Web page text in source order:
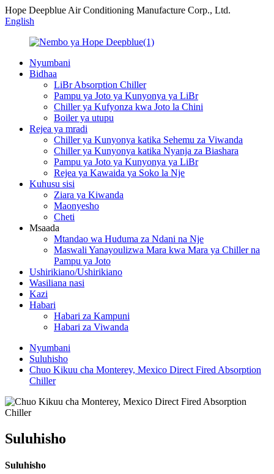
Hope Deepblue Air Conditioning Manufacture Corp., Ltd.
English
Nyumbani
Bidhaa
LiBr Absorption Chiller
Pampu ya Joto ya Kunyonya ya LiBr
Chiller ya Kufyonza kwa Joto la Chini
Boiler ya utupu
Rejea ya mradi
Chiller ya Kunyonya katika Sehemu za Viwanda
Chiller ya Kunyonya katika Nyanja za Biashara
Pampu ya Joto ya Kunyonya ya LiBr
Rejea ya Kawaida ya Soko la Nje
Kuhusu sisi
Ziara ya Kiwanda
Maonyesho
Cheti
Msaada
Mtandao wa Huduma za Ndani na Nje
Maswali Yanayoulizwa Mara kwa Mara ya Chiller na
Pampu ya Joto
Ushirikiano/Ushirikiano
Wasiliana nasi
Kazi
Habari
Habari za Kampuni
Habari za Viwanda
Nyumbani
Suluhisho
Chuo Kikuu cha Monterey, Mexico Direct Fired Absorption
Chiller
Suluhisho
Suluhisho